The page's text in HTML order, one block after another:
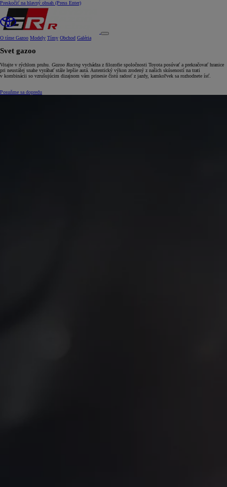
Preskočiť na hlavný obsah (Press Enter)
O tíme Gazoo Modely Tímy Obchod Galéria
Svet gazoo
Vitajte v rýchlom pruhu. Gazoo Racing vychádza z filozofie spoločnosti Toyota posúvať a prekračovať hranice
pri neustálej snahe vyrábať stále lepšie autá. Autentický výkon zrodený z našich skúseností na trati
v kombinácii so vzrušujúcim dizajnom vám prinesie čistú radosť z jazdy, kamkoľvek sa rozhodnete ísť.
Posuňme sa dopredu